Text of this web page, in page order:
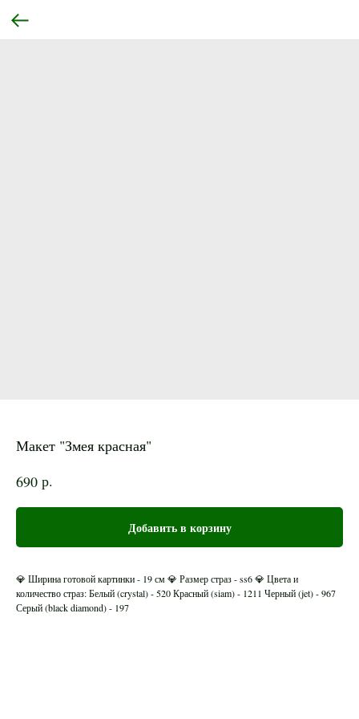
Макет "Змея красная"
690 р.
Добавить в корзину
💎 Ширина готовой картинки - 19 см 💎 Размер страз - ss6 💎 Цвета и
количество страз: Белый (crystal) - 520 Красный (siam) - 1211 Черный (jet) - 967
Серый (black diamond) - 197